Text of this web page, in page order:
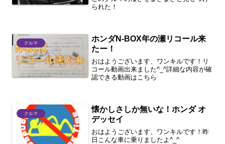
られた！
クルマ
ホンダN-BOX年の瀬リコール来
たー！
おはようございます、ワンキルです！リ
コール動画出来ました^_^詳細な内容が確
認できる動画はこちら
クルマ
懐かしさしか無いな！ホンダ オ
デッセイ
おはようございます、ワンキルです！昨
日こんな車に乗りましたよ^_^